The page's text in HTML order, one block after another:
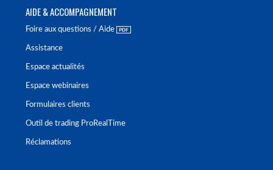
AIDE & ACCOMPAGNEMENT
Foire aux questions / Aide
Assistance
Espace actualités
Espace webinaires
Formulaires clients
Outil de trading ProRealTime
Réclamations